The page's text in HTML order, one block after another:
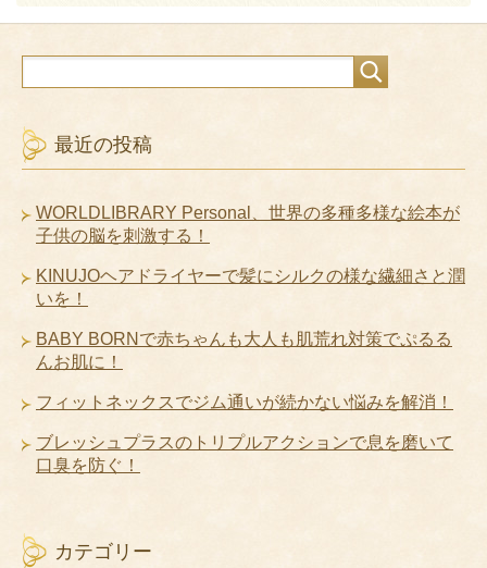
最近の投稿
WORLDLIBRARY Personal、世界の多種多様な絵本が
子供の脳を刺激する！
KINUJOヘアドライヤーで髪にシルクの様な繊細さと潤
いを！
BABY BORNで赤ちゃんも大人も肌荒れ対策でぷるる
んお肌に！
フィットネックスでジム通いが続かない悩みを解消！
ブレッシュプラスのトリプルアクションで息を磨いて
口臭を防ぐ！
カテゴリー